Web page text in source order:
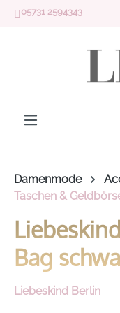
Zum Hauptinhalt
05731 2594343
Damenmode
Taschen &
Bag
Liebeskind Berlin